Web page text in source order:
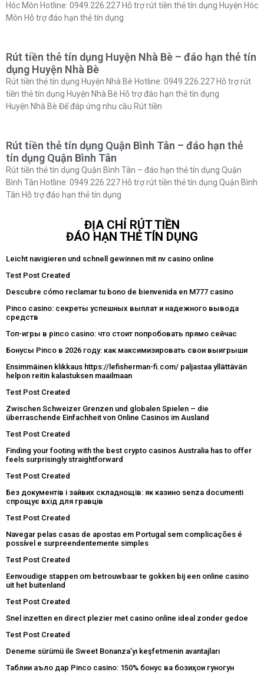
Hóc Môn Hotline: 0949.226.227 Hỗ trợ rút tiền thẻ tín dụng Huyện Hóc
Môn Hỗ trợ đáo hạn thẻ tín dụng
Rút tiền thẻ tín dụng Huyện Nhà Bè – đáo hạn thẻ tín
dụng Huyện Nhà Bè
Rút tiền thẻ tín dụng Huyện Nhà Bè Hotline: 0949.226.227 Hỗ trợ rút
tiền thẻ tín dụng Huyện Nhà Bè Hỗ trợ đáo hạn thẻ tín dụng
Huyện Nhà Bè Để đáp ứng nhu cầu Rút tiền
Rút tiền thẻ tín dụng Quận Bình Tân – đáo hạn thẻ
tín dụng Quận Bình Tân
Rút tiền thẻ tín dụng Quận Bình Tân – đáo hạn thẻ tín dụng Quận
Bình Tân Hotline: 0949.226.227 Hỗ trợ rút tiền thẻ tín dụng Quận Bình
Tân Hỗ trợ đáo hạn thẻ tín dụng
ĐỊA CHỈ RÚT TIỀN
ĐÁO HẠN THẺ TÍN DỤNG
Leicht navigieren und schnell gewinnen mit nv casino online
Test Post Created
Descubre cómo reclamar tu bono de bienvenida en M777 casino
Pinco casino: секреты успешных выплат и надежного вывода
средств
Топ-игры в pinco casino: что стоит попробовать прямо сейчас
Бонусы Pinco в 2026 году: как максимизировать свои выигрыши
Ensimmäinen klikkaus https://lefisherman-fi.com/ paljastaa yllättävän
helpon reitin kalastuksen maailmaan
Test Post Created
Zwischen Schweizer Grenzen und globalen Spielen – die
überraschende Einfachheit von Online Casinos im Ausland
Test Post Created
Finding your footing with the best crypto casinos Australia has to offer
feels surprisingly straightforward
Test Post Created
Без документів і зайвих складнощів: як казино senza documenti
спрощує вхід для гравців
Test Post Created
Navegar pelas casas de apostas em Portugal sem complicações é
possível e surpreendentemente simples
Test Post Created
Eenvoudige stappen om betrouwbaar te gokken bij een online casino
uit het buitenland
Test Post Created
Snel inzetten en direct plezier met casino online ideal zonder gedoe
Test Post Created
Deneme sürümü ile Sweet Bonanza’yı keşfetmenin avantajları
Таблиғи аъло дар Pinco casino: 150% бонус ва бозиҳои гуногун